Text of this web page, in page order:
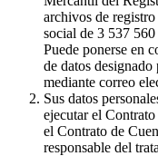
archivos de
social de 3 537
Puede ponerse en
de datos
mediante correo
Sus datos
ejecutar el
el Contrato de
responsable del